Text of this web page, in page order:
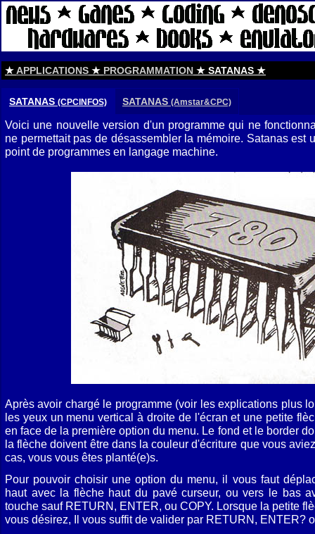
★APPLICATIONS ★ PROGRAMMATION ★ SATANAS ★
SATANAS (CPCINFOS) SATANAS (Amstar&CPC)
Voici une nouvelle version d'un programme qui ne
ne permettait pas de désassembler la mémoire. Satanas est
point de programmes en langage machine.
Après avoir chargé le programme (voir les explications plus
les yeux un menu vertical à droite de l'écran et une petite
en face de la première option du menu. Le fond et le border
la flèche doivent être dans la couleur d'écriture que vous
cas, vous vous êtes planté(e)s.
Pour pouvoir choisir une option du menu, il vous faut
haut avec la flèche haut du pavé curseur, ou vers le bas
touche sauf RETURN, ENTER, ou COPY. Lorsque la petite
vous désirez, Il vous suffit de valider par RETURN, ENTER?